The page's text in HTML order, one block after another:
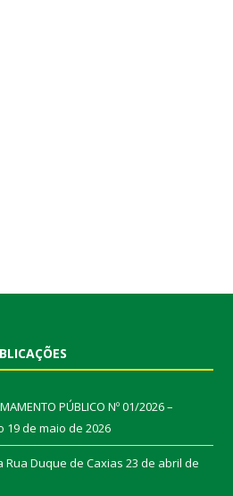
PÚBLICO Nº 01/2026 –
19 de maio de 2026
Rua Duque de Caxias 23 de abril de